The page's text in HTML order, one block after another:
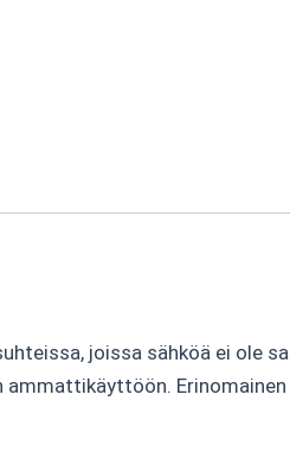
joissa sähköä ei ole